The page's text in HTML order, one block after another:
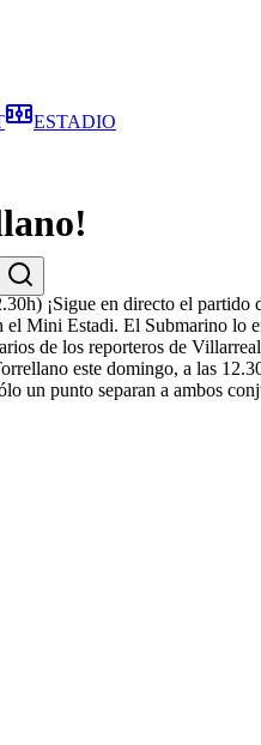
ESTADIO
¡Sigue en directo el
Mini Estadi. El Submarino lo
de los reporteros de
este domingo, a las
un punto separan a ambos